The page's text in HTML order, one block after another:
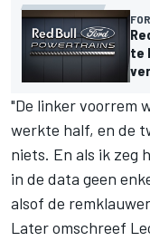
te
"De linker voorrem
werkte half, en de
niets. En als ik zeg
in de data geen
alsof de
Later omschreef